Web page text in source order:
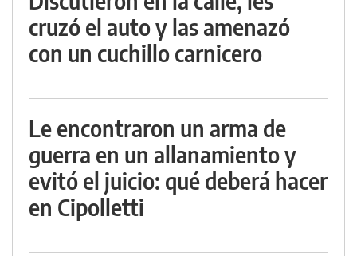
cruzó el auto y las amenazó
con un cuchillo carnicero
Le encontraron un arma de
guerra en un allanamiento y
evitó el juicio: qué deberá hacer
en Cipolletti